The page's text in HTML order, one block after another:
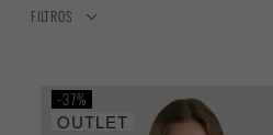
FILTROS
OUTLET
37%